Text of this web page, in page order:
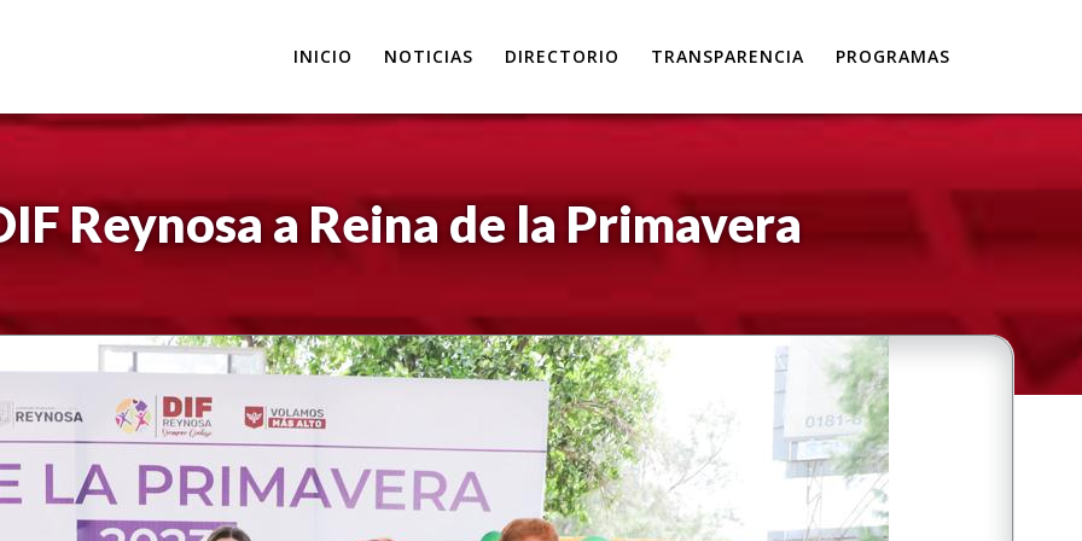
INICIO NOTICIAS DIRECTORIO TRANSPARENCIA PROGRAMAS
Reynosa a Reina de la Primavera